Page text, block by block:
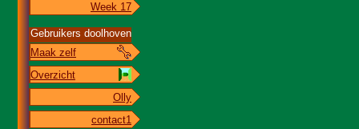
Week 17
Gebruikers doolhoven
Maak zelf
Overzicht
Olly
contact1